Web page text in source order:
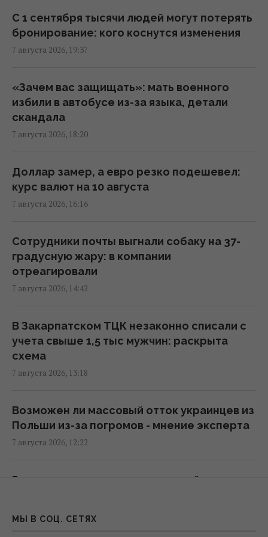
Россия ударила по футбольному стадиону
"Черноморец" в Одессе, есть раненые
(фото, видео)
Дроны уже полдня атакуют Крым: ГУР
провел "морской парад" в Ялте
16:31 пятница, 07 августа 2026
"Будет волна банкротства": разгром
складов Wildberries больно бьет по РФ, -
Die Welt
В уголовном деле рынка "Столичный"
материалами стали сообщения о
поддержке ВСУ, - СМИ
В июне – 30 бомб, в июле – более 50: в ОВА
заявили об усилении авиаударов по Сумам
16:04 пятница, 07 августа 2026
Киборга Оловаренко уже шестой год
судят из-за конфликта с агитаторами
Шария, – Аронец
13:06 пятница, 07 августа 2026
С 1 сентября тысячи людей могут потерять
бронирование: кого коснутся изменения
7 августа 2026, 19:37
«Зачем вас защищать»: мать военного
избили в автобусе из-за языка, детали
скандала
7 августа 2026, 18:20
Доллар замер, а евро резко подешевел:
курс валют на 10 августа
7 августа 2026, 16:16
Сотрудники почты выгнали собаку на 37-
градусную жару: в компании
отреагировали
7 августа 2026, 14:42
В Закарпатском ТЦК незаконно списали с
учета свыше 1,5 тыс мужчин: раскрыта
схема
7 августа 2026, 13:18
Возможен ли массовый отток украинцев из
Польши из-за погромов - мнение эксперта
7 августа 2026, 12:22
Россия цинично атаковала людей на рынке
7 августа 2026, 10:52
МЫ В СОЦ. СЕТЯХ